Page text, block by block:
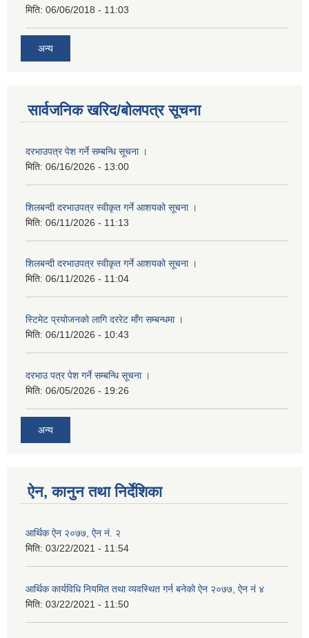
मिति: 06/06/2018 - 11:03
अन्य
सार्वजनिक खरिद/बोलपत्र सूचना
दरभाउपत्र पेश गर्ने सम्बन्धि सूचना ।
मिति: 06/16/2026 - 13:00
शिलबन्दी दरभाउपत्र स्वीकृत गर्ने आशयको सूचना ।
मिति: 06/11/2026 - 11:13
शिलबन्दी दरभाउपत्र स्वीकृत गर्ने आशयको सूचना ।
मिति: 06/11/2026 - 11:04
स्टिमेट प्रयोजनको लागि दररेट माँग सम्बन्धमा ।
मिति: 06/11/2026 - 10:43
दरभाउ पत्र पेश गर्ने सम्बन्धि सूचना ।
मिति: 06/05/2026 - 19:26
अन्य
ऐन, कानुन तथा निर्देशिका
आर्थिक ऐन २०७७, ऐन नं. २
मिति: 03/22/2021 - 11:54
आर्थिक कार्यविधि नियमित तथा व्यवस्थित गर्न बनेको ऐन २०७७, ऐन नं ४
मिति: 03/22/2021 - 11:50